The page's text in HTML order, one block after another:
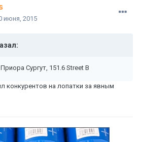
июня, 2015
Сургут, 151.6 Street B
конкурентов на лопатки за явным